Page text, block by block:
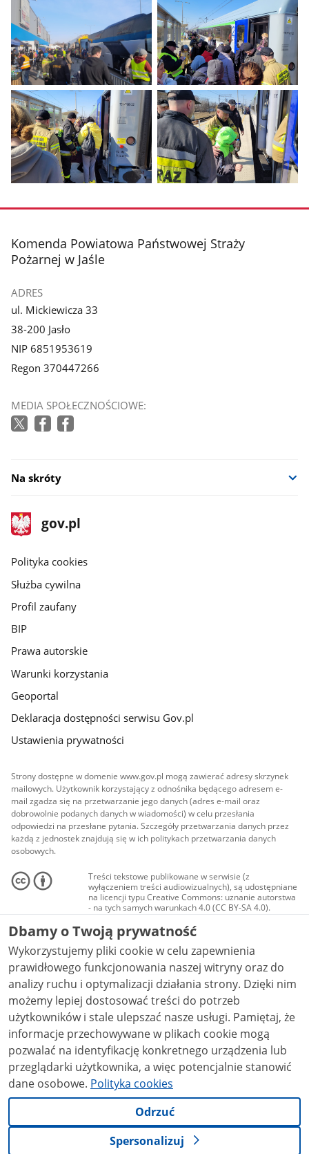
Pokaż
zdjęcie
1
z
galerii.
Pokaż
zdjęcie
2
z
galerii.
zdjęcie
galerii.
zdjęcie
z
galerii.
stopka
Komenda Powiatowa Państwowej Straży
Pożarnej w Jaśle
ADRES
ul. Mickiewicza 33
38-200 Jasło
NIP 6851953619
Regon 370447266
MEDIA SPOŁECZNOŚCIOWE:
Na skróty
stopka
gov.pl
Strona
gov.pl
gov.pl
Polityka cookies
Służba cywilna
Profil zaufany
BIP
Prawa autorskie
Warunki korzystania
Geoportal
Deklaracja dostępności serwisu Gov.pl
Ustawienia prywatności
Strony dostępne w domenie www.gov.pl mogą zawierać adresy skrzynek
mailowych. Użytkownik korzystający z odnośnika będącego adresem e-
mail zgadza się na przetwarzanie jego danych (adres e-mail oraz
dobrowolnie podanych danych w wiadomości) w celu przesłania
odpowiedzi na przesłane pytania. Szczegóły przetwarzania danych przez
każdą z jednostek znajdują się w ich politykach przetwarzania danych
osobowych.
Treści tekstowe publikowane w serwisie (z
wyłączeniem treści audiowizualnych), są udostępniane
na licencji typu Creative Commons: uznanie autorstwa
- na tych samych warunkach 4.0 (CC BY-SA 4.0).
Materiały audiowizualne, w tym zdjęcia, materiały
audio i wideo, są udostępniane na licencji typu
Creative Commons: uznanie autorstwa użycie
niekomercyjne - bez utworów zależnych 4.0 (CC BY-
NC-ND 4.0), o ile nie jest to stwierdzone inaczej.
Dbamy o Twoją prywatność
Wykorzystujemy pliki cookie w celu zapewnienia
prawidłowego funkcjonowania naszej witryny oraz do
analizy ruchu i optymalizacji działania strony. Dzięki nim
możemy lepiej dostosować treści do potrzeb
użytkowników i stale ulepszać nasze usługi. Pamiętaj, że
informacje przechowywane w plikach cookie mogą
pozwalać na identyfikację konkretnego urządzenia lub
przeglądarki użytkownika, a więc potencjalnie stanowić
dane osobowe. Polityka cookies
Odrzuć
Spersonalizuj